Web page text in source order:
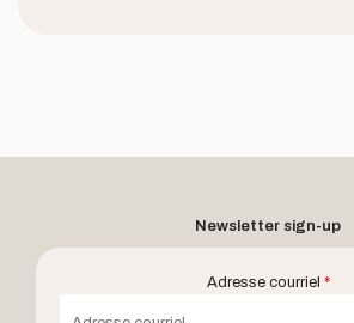
Newsletter sign-up
Adresse courriel *